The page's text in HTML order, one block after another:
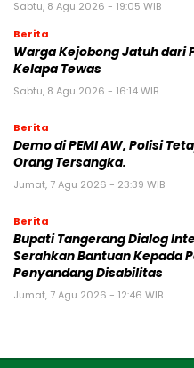
Sabtu, 8 Agu 2026 - 19:05 WIB
Berita
Warga Kejobong Jatuh dari
Kelapa Tewas
Sabtu, 8 Agu 2026 - 16:14 WIB
Berita
Demo di PEMI AW, Polisi
Orang Tersangka.
Jumat, 7 Agu 2026 - 23:39 WIB
Berita
Bupati Tangerang Dialog
Serahkan Bantuan Kepada
Penyandang Disabilitas
Jumat, 7 Agu 2026 - 12:46 WIB